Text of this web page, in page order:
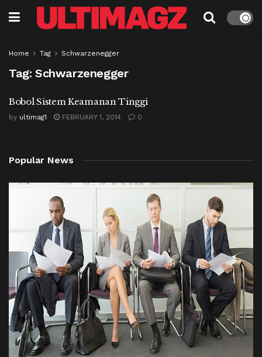
Home Tag Schwarzenegger
Tag: Schwarzenegger
Bobol Sistem Keamanan Tinggi
by ultimag1 FEBRUARY 1, 2014 0
Popular News